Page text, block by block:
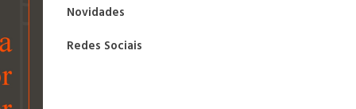
Novidades
Redes Sociais